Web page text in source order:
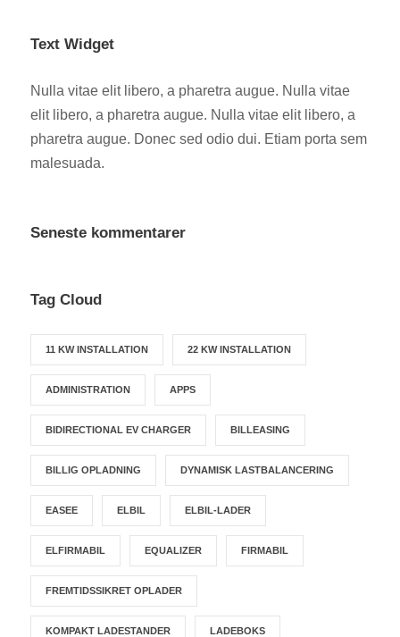
Text Widget
Nulla vitae elit libero, a pharetra augue. Nulla vitae
elit libero, a pharetra augue. Nulla vitae elit libero, a
pharetra augue. Donec sed odio dui. Etiam porta sem
malesuada.
Seneste kommentarer
Tag Cloud
11 KW INSTALLATION 22 KW INSTALLATION
ADMINISTRATION APPS
BIDIRECTIONAL EV CHARGER BILLEASING
BILLIG OPLADNING DYNAMISK LASTBALANCERING
EASEE ELBIL ELBIL-LADER
ELFIRMABIL EQUALIZER FIRMABIL
FREMTIDSSIKRET OPLADER
KOMPAKT LADESTANDER LADEBOKS